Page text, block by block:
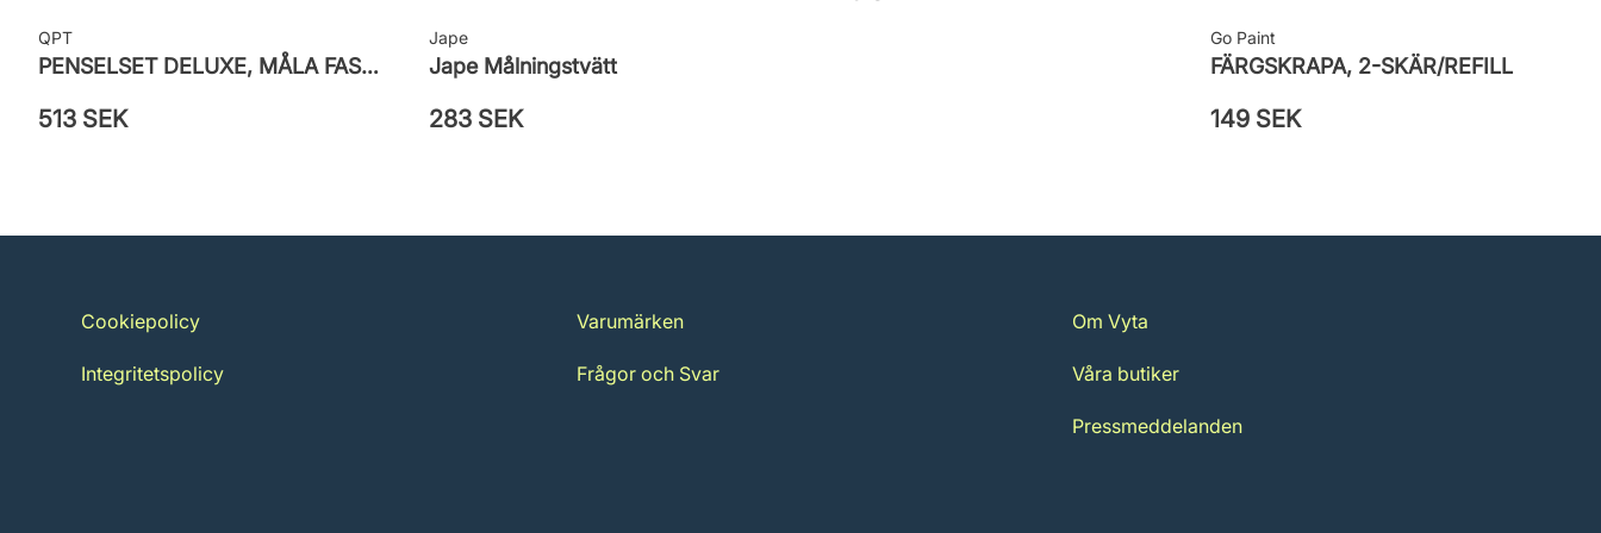
QPT
PENSELSET DELUXE, MÅLA FASAD, ALLA YTOR
513 SEK
Jape
Jape Målningstvätt
283 SEK
Go Paint
FÄRGSKRAPA, 2-SKÄR/REFILL
149 SEK
Cookiepolicy
Integritetspolicy
Varumärken
Frågor och Svar
Om Vyta
Våra butiker
Pressmeddelanden